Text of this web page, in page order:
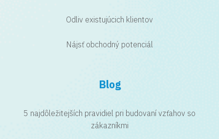
Odliv existujúcich klientov
Nájsť obchodný potenciál
Blog
5 najdôležitejších pravidiel pri budovaní vzťahov so
zákazníkmi